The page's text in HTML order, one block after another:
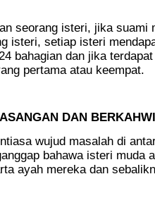
seorang isteri, jika suami
isteri, setiap isteri
bahagian dan jika
pertama atau keempat.
DAN
wujud masalah di
bahawa isteri muda
ayah mereka dan